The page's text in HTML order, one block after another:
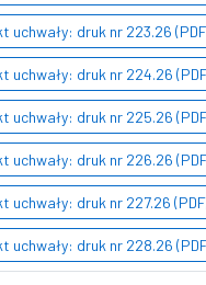
uchwały: druk nr 223.26
uchwały: druk nr 224.26
uchwały: druk nr 225.26
uchwały: druk nr 226.26
uchwały: druk nr 227.26
uchwały: druk nr 228.26